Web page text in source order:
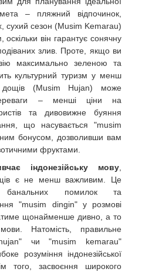
– пляжний відпочинок,
сухий сезон (Musim Kemarau)
він гарантує сонячну
злив. Проте, якщо ви
максимально зеленою та
культурний туризм у менш
(Musim Hujan) може
– менші ціни на
та дивовижне буяння
що насувається "musim
бонусом, дозволивши вам
фруктами.
індонезійську мову
є не менш важливим. Це
банальних помилок та
"musim dingin" у розмові
щонайменше дивно, а то
Натомість, правильне
чи "musim kemarau"
розуміння індонезійської
того, засвоєння широкого